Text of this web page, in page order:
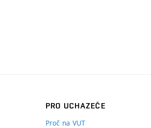
PRO UCHAZEČE
Proč na VUT